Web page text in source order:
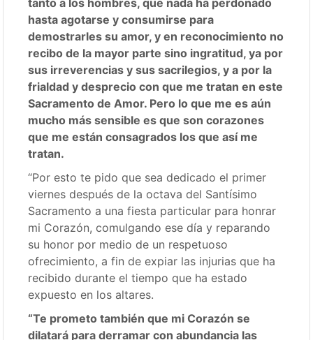
hasta agotarse y consumirse para
demostrarles su amor, y en reconocimiento no
recibo de la mayor parte sino ingratitud, ya por
sus irreverencias y sus sacrilegios, y a por la
frialdad y desprecio con que me tratan en este
Sacramento de Amor. Pero lo que me es aún
mucho más sensible es que son corazones
que me están consagrados los que así me
tratan.
“Por esto te pido que sea dedicado el primer
viernes después de la octava del Santísimo
Sacramento a una fiesta particular para honrar
mi Corazón, comulgando ese día y reparando
su honor por medio de un respetuoso
ofrecimiento, a fin de expiar las injurias que ha
recibido durante el tiempo que ha estado
expuesto en los altares.
“Te prometo también que mi Corazón se
dilatará para derramar con abundancia las